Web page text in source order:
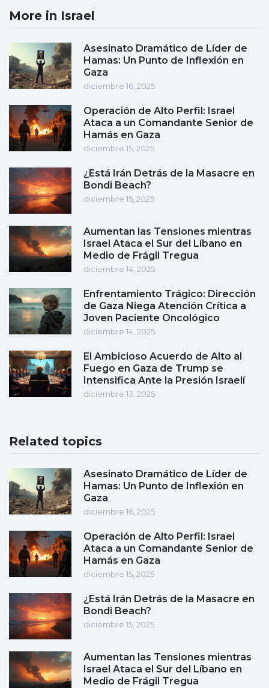
More in Israel
Asesinato Dramático de Líder de
Hamas: Un Punto de Inflexión en
Gaza
diciembre 16, 2025
Operación de Alto Perfil: Israel
Ataca a un Comandante Senior de
Hamás en Gaza
diciembre 15, 2025
¿Está Irán Detrás de la Masacre en
Bondi Beach?
diciembre 15, 2025
Aumentan las Tensiones mientras
Israel Ataca el Sur del Líbano en
Medio de Frágil Tregua
diciembre 14, 2025
Enfrentamiento Trágico: Dirección
de Gaza Niega Atención Crítica a
Joven Paciente Oncológico
diciembre 14, 2025
El Ambicioso Acuerdo de Alto al
Fuego en Gaza de Trump se
Intensifica Ante la Presión Israelí
diciembre 13, 2025
Related topics
Asesinato Dramático de Líder de
Hamas: Un Punto de Inflexión en
Gaza
diciembre 16, 2025
Operación de Alto Perfil: Israel
Ataca a un Comandante Senior de
Hamás en Gaza
diciembre 15, 2025
¿Está Irán Detrás de la Masacre en
Bondi Beach?
diciembre 15, 2025
Aumentan las Tensiones mientras
Israel Ataca el Sur del Líbano en
Medio de Frágil Tregua